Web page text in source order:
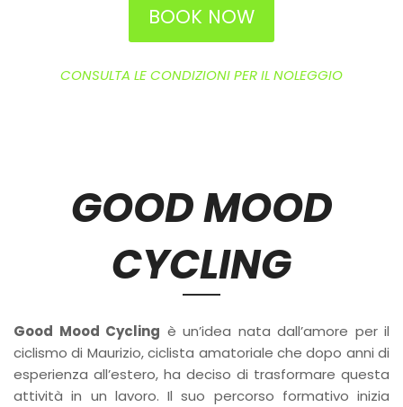
BOOK NOW
CONSULTA LE CONDIZIONI PER IL NOLEGGIO
GOOD MOOD
CYCLING
Good Mood Cycling è un’idea nata dall’amore per il
ciclismo di Maurizio, ciclista amatoriale che dopo anni di
esperienza all’estero, ha deciso di trasformare questa
attività in un lavoro. Il suo percorso formativo inizia